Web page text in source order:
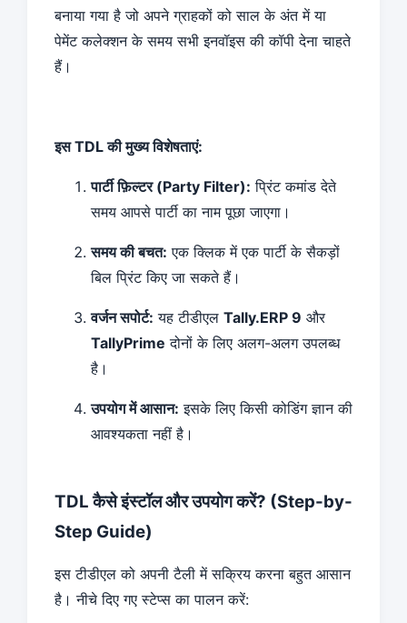
बनाया गया है जो अपने ग्राहकों को साल के अंत में या
पेमेंट कलेक्शन के समय सभी इनवॉइस की कॉपी देना चाहते
हैं।
इस TDL की मुख्य विशेषताएं:
पार्टी फ़िल्टर (Party Filter): प्रिंट कमांड देते
समय आपसे पार्टी का नाम पूछा जाएगा।
समय की बचत: एक क्लिक में एक पार्टी के सैकड़ों
बिल प्रिंट किए जा सकते हैं।
वर्जन सपोर्ट: यह टीडीएल Tally.ERP 9 और
TallyPrime दोनों के लिए अलग-अलग उपलब्ध
है।
उपयोग में आसान: इसके लिए किसी कोडिंग ज्ञान की
आवश्यकता नहीं है।
TDL कैसे इंस्टॉल और उपयोग करें? (Step-by-
Step Guide)
इस टीडीएल को अपनी टैली में सक्रिय करना बहुत आसान
है। नीचे दिए गए स्टेप्स का पालन करें: